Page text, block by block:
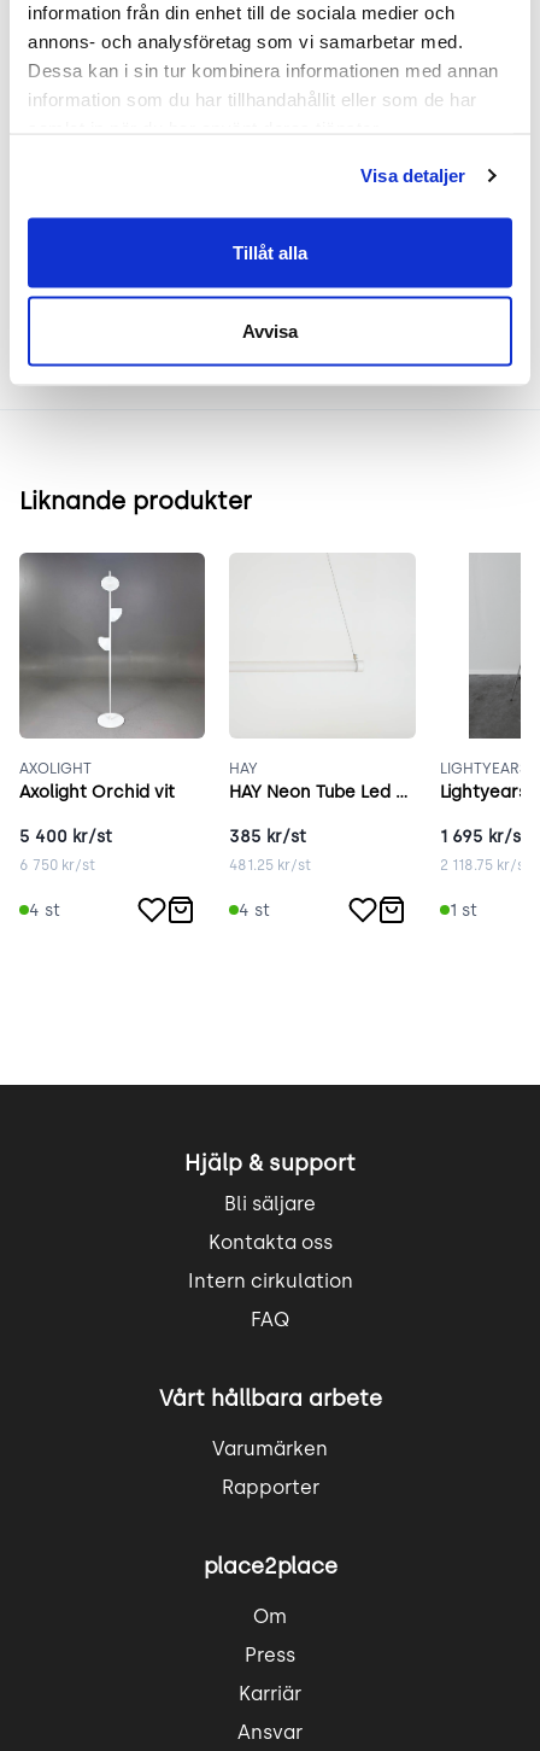
information från din enhet till de sociala medier och
annons- och analysföretag som vi samarbetar med.
Dessa kan i sin tur kombinera informationen med annan
information som du har tillhandahållit eller som de har
Visa detaljer
Tillåt alla
Avvisa
en dynamisk och anpassningsbar
belysningslösning. Vajern förankras i taket och
avslutas med en tyngd på golvet. Kopplas enkelt
till ett vägguttag.
Frakt & leverans
Inspiration & vanliga frågar
Liknande produkter
AXOLIGHT
Axolight Orchid vit
5 400 kr/st
6 750 kr/st
4 st
HAY
HAY Neon Tube Led vit
385 kr/st
481.25 kr/st
4 st
LIGHTYEARS
1 695 kr/st
2 118.75kr/st
1 st
Hjälp & support
Bli säljare
Kontakta oss
Intern cirkulation
FAQ
Vårt hållbara arbete
Varumärken
Rapporter
place2place
Om
Press
Karriär
Ansvar